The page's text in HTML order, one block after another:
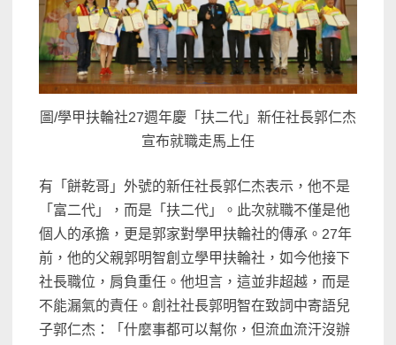
圖/學甲扶輪社27週年慶「扶二代」新任社長郭仁杰
宣布就職走馬上任
有「餅乾哥」外號的新任社長郭仁杰表示，他不是
「富二代」，而是「扶二代」。此次就職不僅是他
個人的承擔，更是郭家對學甲扶輪社的傳承。27年
前，他的父親郭明智創立學甲扶輪社，如今他接下
社長職位，肩負重任。他坦言，這並非超越，而是
不能漏氣的責任。創社社長郭明智在致詞中寄語兒
子郭仁杰：「什麼事都可以幫你，但流血流汗沒辦